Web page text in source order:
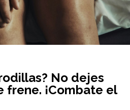
No dejes
frene. ¡Combate el